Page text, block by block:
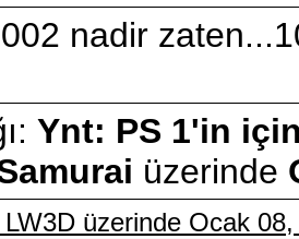
nadir
Ynt: PS 1'in
üzerinde
LW3D üzerinde Ocak